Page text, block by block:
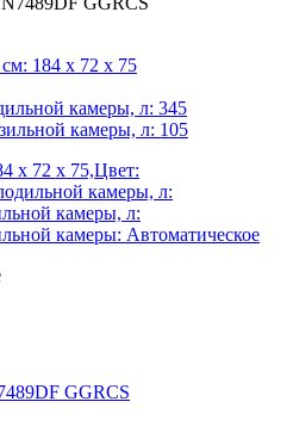
184 х 72 х 75
камеры, л: 345
камеры, л: 105
х 72 х 75,Цвет:
камеры, л:
камеры, л:
камеры: Автоматическое
GGRCS